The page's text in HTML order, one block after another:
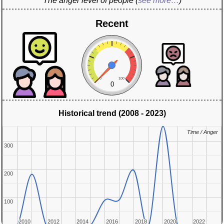
Recent
0 100
0
Historical trend (2008 - 2023)
2010
2010 2012
2012 2014
2014 2016
2016 2018
2018 2020
2020 2022
2022
100
100
200
200
300
300
Time / Anger
Time / Anger